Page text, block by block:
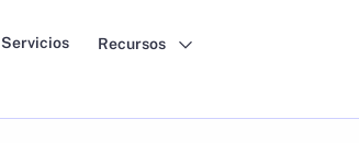
Servicios Recursos